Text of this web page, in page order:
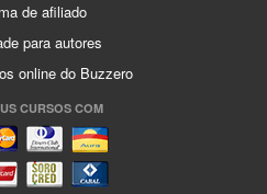
de afiliado
para autores
online do Buzzero
CURSOS COM